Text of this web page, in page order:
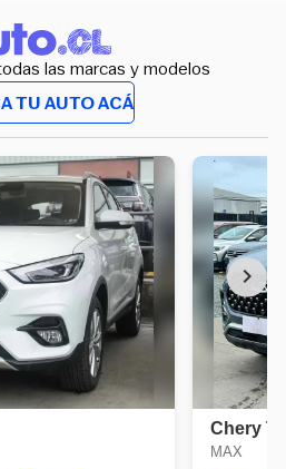
las marcas y modelos
TU AUTO ACÁ